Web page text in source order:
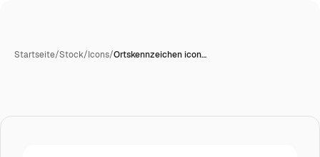
Startseite/Stock/Icons/Ortskennzeichen icon…